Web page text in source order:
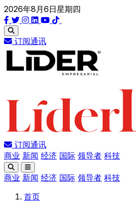
2026年8月6日星期四
订阅通讯
订阅通讯
商业 新闻 经济 国际 领导者 科技
商业 新闻 经济 国际 领导者 科技
首页